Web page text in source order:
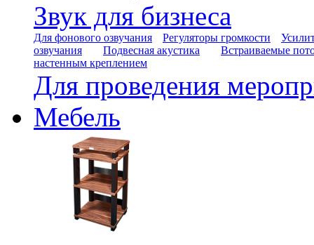
Звук для бизнеса
Для фонового озвучания Регуляторы громкости
озвучания
Подвесная акустика
Встраиваемые
настенным креплением
Для проведения
Мебель